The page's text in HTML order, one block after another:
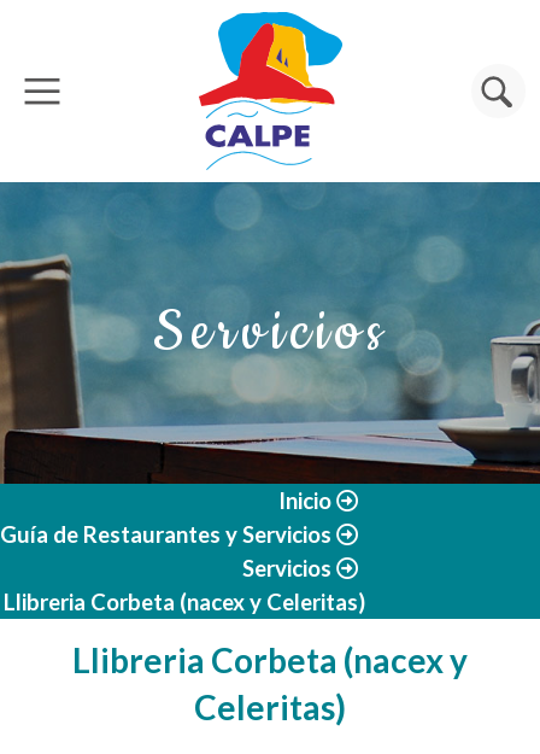
Pasar al contenido principal
Buscar
Servicios
Inicio
Guía de Restaurantes y Servicios
Servicios
Llibreria Corbeta (nacex y Celeritas)
Llibreria Corbeta (nacex y
Celeritas)